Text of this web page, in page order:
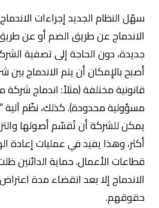
سهّل النظام الجديد إجراءات
الاندماج عن طريق الضم أو عن
جديدة، دون الحاجة إلى تصفية
أصبح بالإمكان أن يتم الاندماج
قانونية مختلفة (مثلاً: اندماج
مسؤولية محدودة). كذلك، نظّم آلية
يمكن للشركة أن تُقسّم أصولها
أكثر، وهذا يفيد في عمليات إعادة
قطاعات الأعمال. حماية الدائنين
الاندماج إلا بعد انقضاء مدة
حقوقهم.